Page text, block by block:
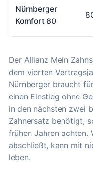
Nürnberger
Komfort 80
Der Allianz Mein
dem vierten
Nürnberger braucht
einen Einstieg ohne
in den nächsten zwei
Zahnersatz benötigt,
frühen Jahren achten.
abschließt, kann mit
leben.